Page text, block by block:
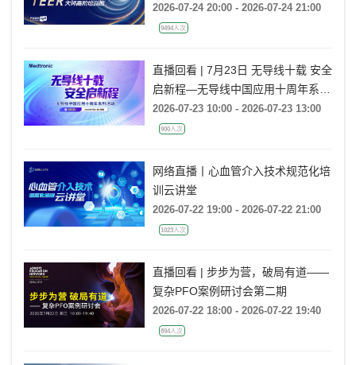
2026-07-24 20:00 - 2026-07-24 21:00
9494人次
直播回看 | 7月23日 无导线十载 安全
启新程—无导线中国应用十周年系列
活动
2026-07-23 10:00 - 2026-07-23 13:00
900人次
网络直播丨心血管介入技术规范化培
训云讲堂
2026-07-22 19:00 - 2026-07-22 21:00
1023人次
直播回看 | 步步为营，破局有道——
复杂PFO案例研讨会第二期
2026-07-22 18:00 - 2026-07-22 19:40
894人次